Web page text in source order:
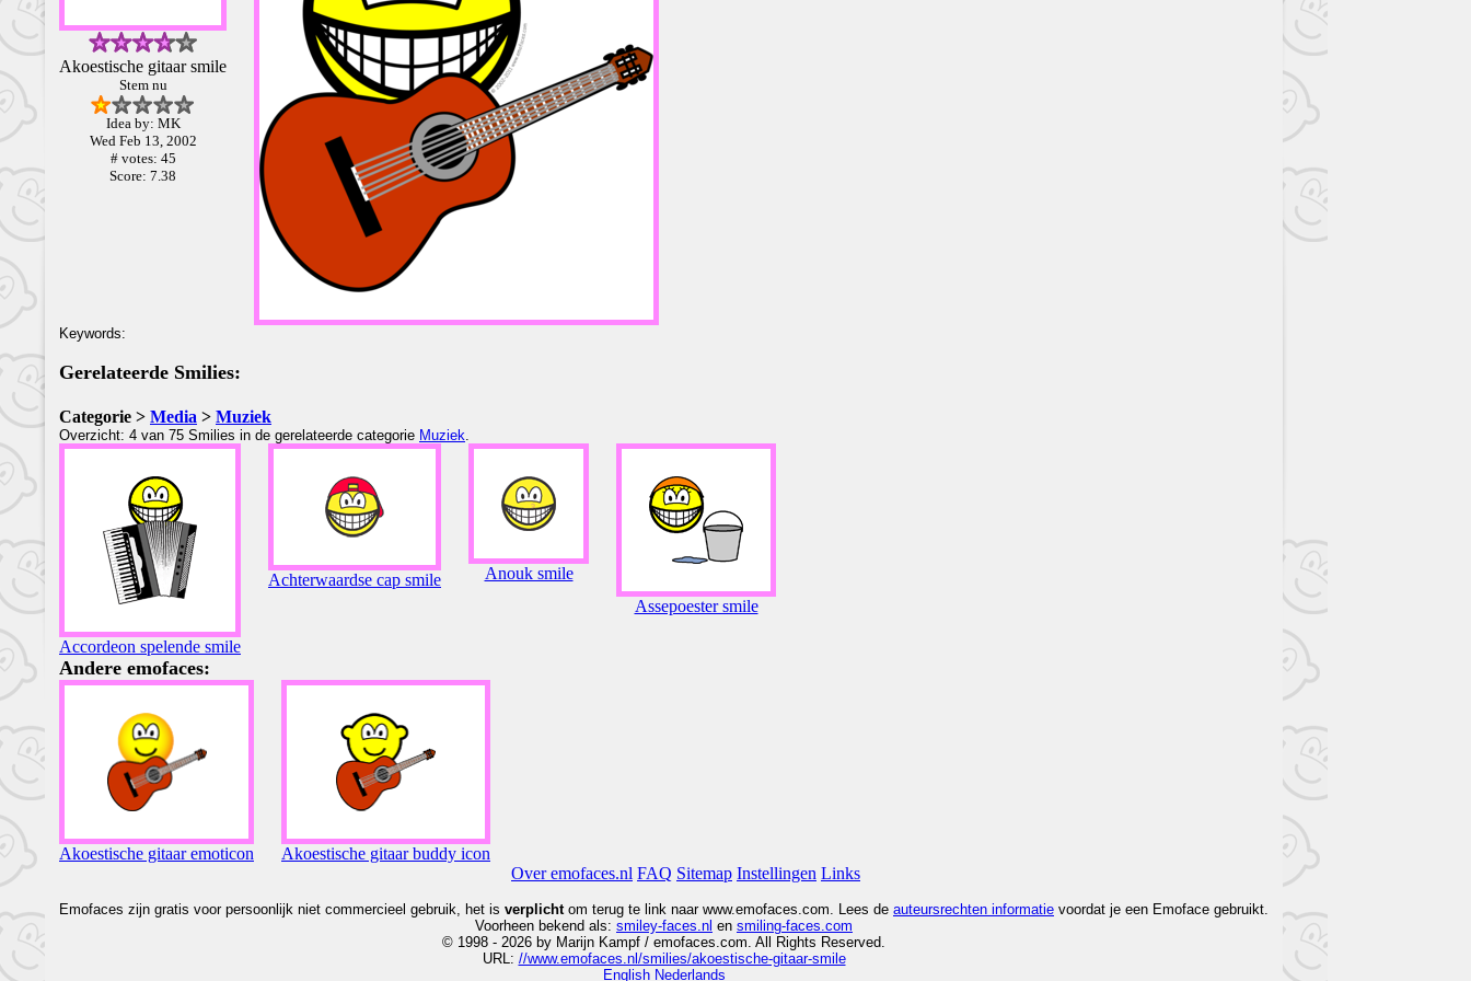
Akoestische gitaar smile
Stem nu
Idea by: MK
Wed Feb 13, 2002
# votes: 45
Score: 7.38
Keywords:
Gerelateerde Smilies:
Categorie > Media > Muziek
Overzicht: 4 van 75 Smilies in de gerelateerde categorie Muziek.
Accordeon spelende smile
Achterwaardse cap smile
Anouk smile
Assepoester smile
Andere emofaces:
Akoestische gitaar emoticon
Akoestische gitaar buddy icon
Over emofaces.nl FAQ Sitemap Instellingen Links
Emofaces zijn gratis voor persoonlijk niet commercieel gebruik, het is verplichtom terug te link naar www.emofaces.com. Lees de auteursrechten informatie voordat je een Emoface gebruikt.
Voorheen bekend als: smiley-faces.nl en smiling-faces.com
© 1998 - 2026 by Marijn Kampf / emofaces.com. All Rights Reserved.
URL: //www.emofaces.nl/smilies/akoestische-gitaar-smile
English Nederlands